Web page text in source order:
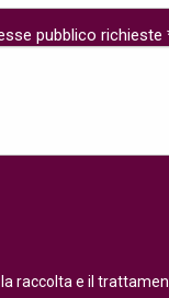
pubblico richieste
raccolta e il